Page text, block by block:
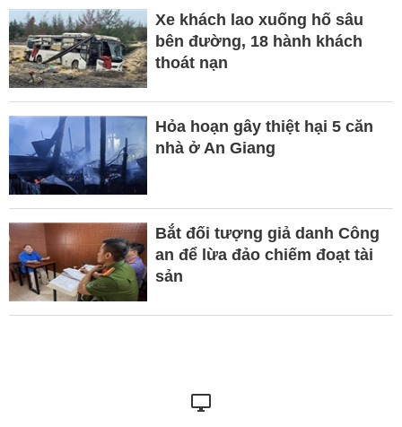
Xe khách lao xuống hố sâu
bên đường, 18 hành khách
thoát nạn
Hỏa hoạn gây thiệt hại 5 căn
nhà ở An Giang
Bắt đối tượng giả danh Công
an để lừa đảo chiếm đoạt tài
sản